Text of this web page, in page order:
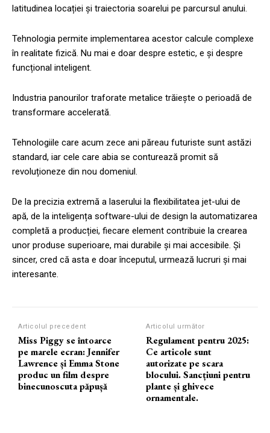
latitudinea locației și traiectoria soarelui pe parcursul anului.
Tehnologia permite implementarea acestor calcule complexe
în realitate fizică. Nu mai e doar despre estetic, e și despre
funcțional inteligent.
Industria panourilor traforate metalice trăiește o perioadă de
transformare accelerată.
Tehnologiile care acum zece ani păreau futuriste sunt astăzi
standard, iar cele care abia se conturează promit să
revoluționeze din nou domeniul.
De la precizia extremă a laserului la flexibilitatea jet-ului de
apă, de la inteligența software-ului de design la automatizarea
completă a producției, fiecare element contribuie la crearea
unor produse superioare, mai durabile și mai accesibile. Și
sincer, cred că asta e doar începutul, urmează lucruri și mai
interesante.
Articolul precedent
Miss Piggy se întoarce
pe marele ecran: Jennifer
Lawrence și Emma Stone
produc un film despre
binecunoscuta păpușă
Articolul următor
Regulament pentru 2025:
Ce articole sunt
autorizate pe scara
blocului. Sancțiuni pentru
plante și ghivece
ornamentale.